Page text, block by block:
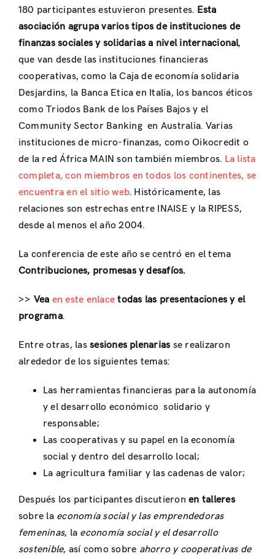
180 participantes estuvieron presentes. Esta
asociación agrupa varios tipos de instituciones de
finanzas sociales y solidarias a nivel internacional,
que van desde las instituciones financieras
cooperativas, como la Caja de economía solidaria
Desjardins, la Banca Etica en Italia, los bancos éticos
como Triodos Bank de los Países Bajos y el
Community Sector Banking en Australia. Varias
instituciones de micro-finanzas, como Oikocredit o
de la red África MAIN son también miembros. La lista
completa, con miembros en todos los continentes, se
encuentra en el sitio web. Históricamente, las
relaciones son estrechas entre INAISE y la RIPESS,
desde al menos el año 2004.
La conferencia de este año se centró en el tema
Contribuciones, promesas y desafíos.
>> Vea en este enlace todas las presentaciones y el
programa.
Entre otras, lassesiones plenarias se realizaron
alrededor de los siguientes temas:
Las herramientas financieras para la autonomía
y el desarrollo económico solidario y
responsable;
Las cooperativas y su papel en la economía
social y dentro del desarrollo local;
La agricultura familiar y las cadenas de valor;
Después los participantes discutieronen talleres
sobre la economía social y las emprendedoras
femeninas, la economía social y el desarrollo
sostenible, así como sobre ahorro y cooperativas de